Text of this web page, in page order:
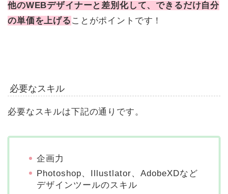
他のWEBデザイナーと差別化して、できるだけ自分
の単価を上げる ことがポイントです！
必要なスキル
必要なスキルは下記の通りです。
企画力
Photoshop、Illustlator、AdobeXDなど
デザインツールのスキル